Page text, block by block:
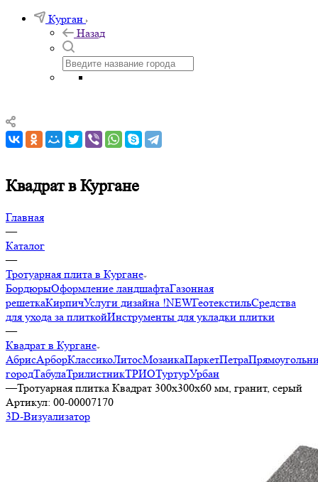
Курган
Назад
Квадрат в Кургане
Главная
—
Каталог
—
Тротуарная плита в Кургане
БордюрыОформление ландшафтаГазонная
решеткаКирпичУслуги дизайна !NEWГеотекстильСредства
для ухода за плиткойИнструменты для укладки плитки
—
Квадрат в Кургане
АбрисАрборКлассикоЛитосМозаикаПаркетПетра
городТабулаТрилистникТРИОТуртурУрбан
—Тротуарная плитка Квадрат 300х300х60 мм, гранит, серый
Артикул: 00-00007170
3D-Визуализатор